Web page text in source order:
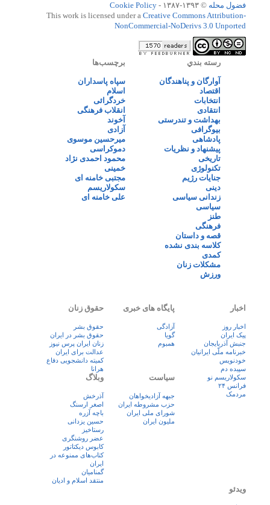
فضول محله © ۱۳۹۳-۱۳۸۷ -
Cookie Policy
This work is licensed under a Creative Commons Attribution-
NonCommercial-NoDerivs 3.0 Unported
رسته بندي
آوارگان و پناهندگان
اقتصاد
انتخابات
انتقادی
بهداشت و تندرستی
بیوگرافی
پادشاهی
پیشنهاد و نظریات
تاریخی
تکنولوژی
جنایات رژیم
دینی
زندانی سیاسی
سیاسی
طنز
فرهنگی
قصه و داستان
کلاسه بندی نشده
کمدی
مشکلات زنان
ورزش
برچسب‌ها
سپاه پاسداران
اسلام
خردگرائی
انقلاب فرهنگی
آخوند
آزادی
میرحسین موسوی
دموکراسی
محمود احمدی نژاد
خمینی
مجتبی خامنه ای
سکولاریسم
علی خامنه ای
اخبار
اخبار روز
پيک ايران
جنبش آذربایجان
خبرنامه ملّی ایرانیان
خودنویس
سپیده دم
سکولاریسم نو
فرانس ۲۴
مردمک
پایگاه های خبری
آزادگی
گویا
همبوم
حقوق زنان
حقوق بشر
حقوق بشر در ایران
زنان ايران پرس نيوز
عدالت برای ایران
کمیته دانشجویی دفاع
هرانا
سیاست
جبهه آزادیخواهان
حزب مشروطه ایران
شورای ملی ایران
ملیون ایران
وبلاگ
آذرخش
اصغر ارسنگ
باچه آزره
حسین یزدانی
رستاخیز
عضر روشنگری
کابوس دیکتاتور
کتاب‌های ممنوعه در
ایران
گمنامیان
منتقد اسلام و ادیان
ویدئو